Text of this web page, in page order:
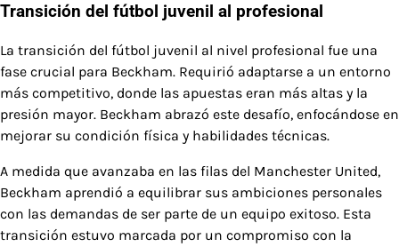
Transición del fútbol juvenil al profesional
La transición del fútbol juvenil al nivel profesional fue una
fase crucial para Beckham. Requirió adaptarse a un entorno
más competitivo, donde las apuestas eran más altas y la
presión mayor. Beckham abrazó este desafío, enfocándose en
mejorar su condición física y habilidades técnicas.
A medida que avanzaba en las filas del Manchester United,
Beckham aprendió a equilibrar sus ambiciones personales
con las demandas de ser parte de un equipo exitoso. Esta
transición estuvo marcada por un compromiso con la